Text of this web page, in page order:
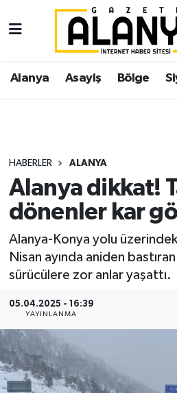
Alanya Asayiş Bölge
HABERLER ALANYA
Alanya dikkat!
dönenler kar
Alanya-Konya yolu
Nisan ayında aniden bastıran
sürücülere zor anlar yaşattı.
05.04.2025 - 16:39
YAYINLANMA
Alanya
Asayiş
Siyaset
Spor
Ekonomi
İstanbul Nöbetçi
İstanbul Hava Durumu
Süper Lig Puan Durumu
Tüm Manşetler
Son Dakika Haberleri
Haber Arşivi